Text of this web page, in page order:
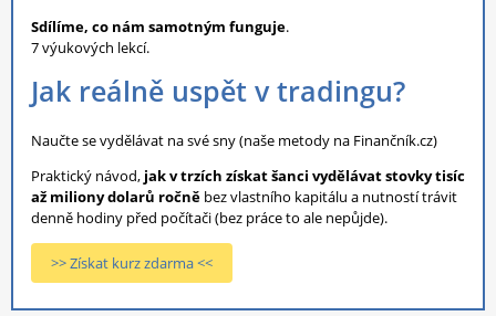
Sdílíme, co nám samotným funguje.
7 výukových lekcí.
Jak reálně uspět v tradingu?
Naučte se vydělávat na své sny (naše metody na Finančník.cz)
Praktický návod, jak v trzích získat šanci vydělávat stovky tisíc
až miliony dolarů ročně bez vlastního kapitálu a nutností trávit
denně hodiny před počítači (bez práce to ale nepůjde).
>> Získat kurz zdarma <<